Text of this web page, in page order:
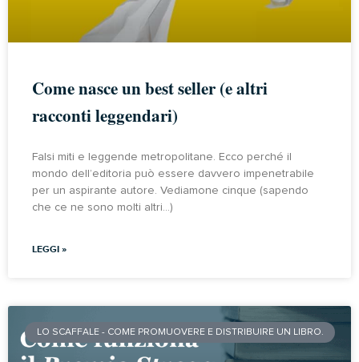
Come nasce un best seller (e altri
racconti leggendari)
Falsi miti e leggende metropolitane. Ecco perché il
mondo dell’editoria può essere davvero impenetrabile
per un aspirante autore. Vediamone cinque (sapendo
che ce ne sono molti altri…)
LEGGI »
LO SCAFFALE - COME PROMUOVERE E DISTRIBUIRE UN LIBRO.